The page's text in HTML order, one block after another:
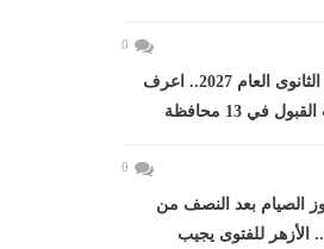
0
تنسيق الثانوى العام 2027.. اعرف
في 13 محافظة
0
الصيام بعد النصف من
الأزهر للفتوى يجيب